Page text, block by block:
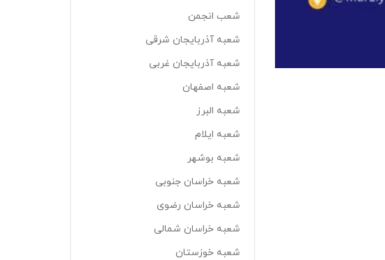
شعب انجمن
شعبه آذربایجان شرقی
شعبه آذربایجان غربی
شعبه اصفهان
شعبه البرز
شعبه ایلام
شعبه بوشهر
شعبه خراسان جنوبی
شعبه خراسان رضوی
شعبه خراسان شمالی
شعبه خوزستان